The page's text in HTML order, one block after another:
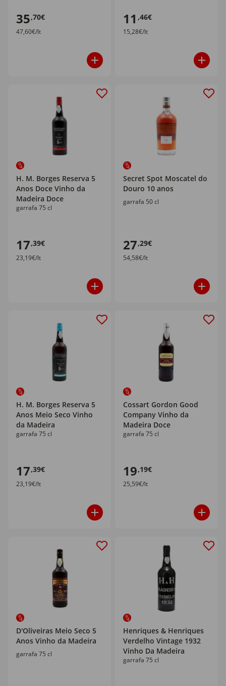
35,70€
47,60€/lt
11 ,46€
15,28€/lt
H. M. Borges Reserva 5
Anos Doce Vinho da
Madeira Doce
garrafa 75 cl
17,39€
23,19€/lt
Secret Spot Moscatel do
Douro 10 anos
garrafa 50 cl
27,29€
54,58€/lt
H. M. Borges Reserva 5
Anos Meio Seco Vinho
da Madeira
garrafa 75 cl
17,39€
23,19€/lt
Cossart Gordon Good
Company Vinho da
Madeira Doce
garrafa 75 cl
19,19€
25,59€/lt
D'Oliveiras Meio Seco 5
Anos Vinho da Madeira
garrafa 75 cl
Henriques & Henriques
Verdelho Vintage 1932
Vinho Da Madeira
garrafa 75 cl